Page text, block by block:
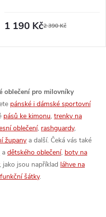
1 190 Kč2 390 Kč
oblečení pro milovníky
pánské i dámské sportovní
pásů ke kimonu, trenky na
oblečení, rashguardy,
župany a další. Čeká vás také
a dětského oblečení, boty na
, jako jsou například láhve na
šátky.